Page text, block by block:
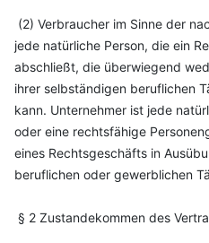
(2) Verbraucher im Sinne der
jede natürliche Person, die ein
abschließt, die überwiegend
ihrer selbständigen beruflichen
kann. Unternehmer ist jede
oder eine rechtsfähige
eines Rechtsgeschäfts in
beruflichen oder gewerblichen
§ 2 Zustandekommen des